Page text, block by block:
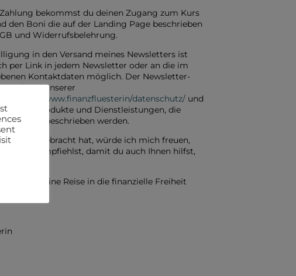
bekommst du deinen Zugang zum Kurs
den Boni die auf der Landing Page beschrieben
und Widerrufsbelehrung.
in den Versand meines Newsletters ist
per Link in jedem Newsletter oder an die im
Kontaktdaten möglich. Der Newsletter-
unserer
https://www.finanzfluesterin/datenschutz/und
Produkte und Dienstleistungen, die
beschrieben werden.
gebracht hat, würde ich mich freuen,
empfiehlst, damit du auch Ihnen hilfst,
dich auf deine Reise in die finanzielle Freiheit